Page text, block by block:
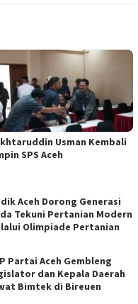
Usman Kembali
SPS Aceh
Aceh Dorong Generasi
Tekuni Pertanian Modern
Olimpiade Pertanian
Partai Aceh Gembleng
dan Kepala Daerah
Bimtek di Bireuen